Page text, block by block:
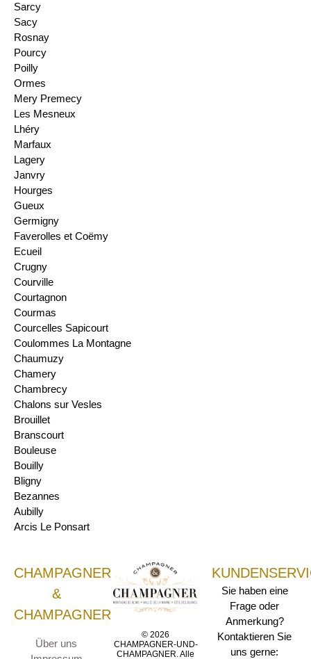
Sarcy
Sacy
Rosnay
Pourcy
Poilly
Ormes
Mery Premecy
Les Mesneux
Lhéry
Marfaux
Lagery
Janvry
Hourges
Gueux
Germigny
Faverolles et Coëmy
Ecueil
Crugny
Courville
Courtagnon
Courmas
Courcelles Sapicourt
Coulommes La Montagne
Chaumuzy
Chamery
Chambrecy
Chalons sur Vesles
Brouillet
Branscourt
Bouleuse
Bouilly
Bligny
Bezannes
Aubilly
Arcis Le Ponsart
CHAMPAGNER
&
CHAMPAGNER
Über uns
© 2026
CHAMPAGNER-UND-
CHAMPAGNER. Alle
Sie haben eine
Frage oder
Anmerkung?
Kontaktieren Sie
uns gerne: